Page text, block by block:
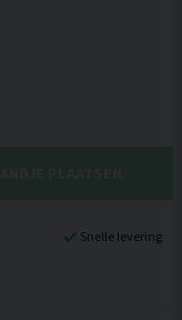
Snelle levering